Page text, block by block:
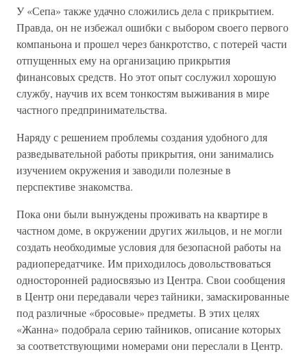
У «Сепа» также удачно сложились дела с прикрытием.
Правда, он не избежал ошибки с выбором своего первого
компаньона и прошел через банкротство, с потерей части
отпущенных ему на организацию прикрытия
финансовых средств. Но этот опыт сослужил хорошую
службу, научив их всем тонкостям выживания в мире
частного предпринимательства.
Наряду с решением проблемы создания удобного для
разведывательной работы прикрытия, они занимались
изучением окружения и заводили полезные в
перспективе знакомства.
Пока они были вынуждены проживать на квартире в
частном доме, в окружении других жильцов, и не могли
создать необходимые условия для безопасной работы на
радиопередатчике. Им приходилось довольствоваться
односторонней радиосвязью из Центра. Свои сообщения
в Центр они передавали через тайники, замаскированные
под различные «бросовые» предметы. В этих целях
«Жанна» подобрала серию тайников, описание которых
за соответствующими номерами они переслали в Центр.